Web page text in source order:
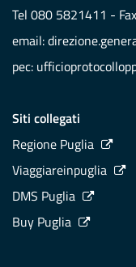
Tel 080 5821411 -
email:
pec:
Siti collegati
Regione Puglia
Viaggiareinpuglia
DMS Puglia
Buy Puglia